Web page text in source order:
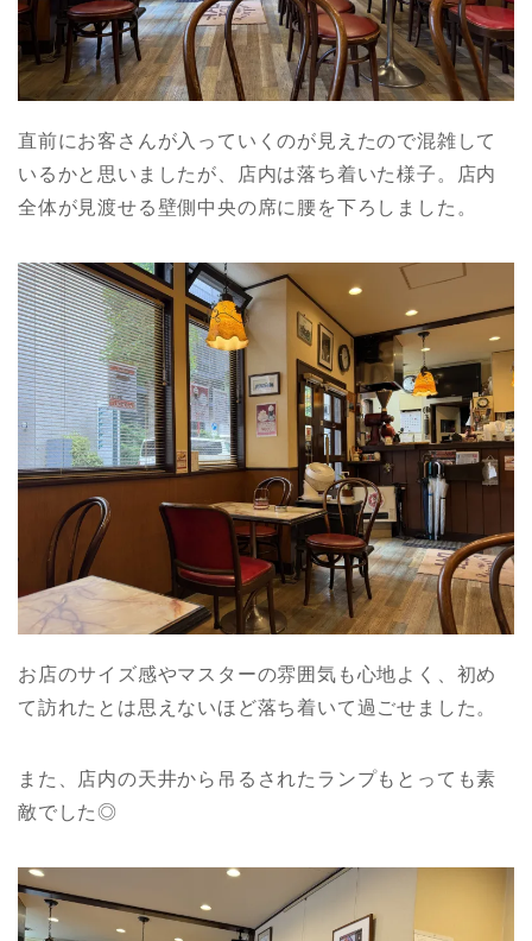
直前にお客さんが入っていくのが見えたので混雑して
いるかと思いましたが、店内は落ち着いた様子。店内
全体が見渡せる壁側中央の席に腰を下ろしました。
お店のサイズ感やマスターの雰囲気も心地よく、初め
て訪れたとは思えないほど落ち着いて過ごせました。
また、店内の天井から吊るされたランプもとっても素
敵でした◎